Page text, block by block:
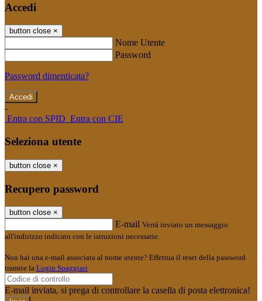
Accedi
button close ×
Nome Utente
Password
Password dimenticata?
-
Entra con SPID Entra con CIE
Seleziona utente
button close ×
Recupero password
button close ×
E-mail Verrà inviato un messaggio
all'indirizzo indicato con le istruzioni necessarie.
Non hai una e-mail associata al nome utente? Effettua il reset della password
tramite la Login Spaggiari
E-mail inviata, si prega di controllare la casella di posta elettronica!